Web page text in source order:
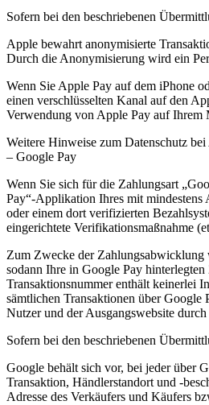
Sofern bei den beschriebenen
Apple bewahrt anonymisierte
Durch die Anonymisierung wird ein
Wenn Sie Apple Pay auf dem iPhone
einen verschlüsselten Kanal auf den
Verwendung von Apple Pay auf Ihrem
Weitere Hinweise zum Datenschutz
– Google Pay
Wenn Sie sich für die Zahlungsart
Pay“-Applikation Ihres mit
oder einem dort verifizierten
eingerichtete Verifikationsmaßnahme
Zum Zwecke der Zahlungsabwicklung
sodann Ihre in Google Pay
Transaktionsnummer enthält keinerlei
sämtlichen Transaktionen über
Nutzer und der Ausgangswebsite
Sofern bei den beschriebenen
Google behält sich vor, bei jeder über
Transaktion, Händlerstandort und -
Adresse des Verkäufers und Käufers